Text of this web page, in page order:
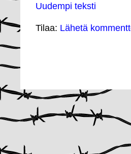
Uudempi teksti
Tilaa: Lähetä